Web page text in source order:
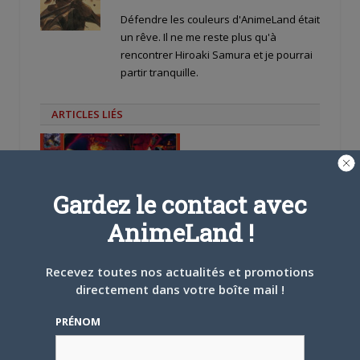
Défendre les couleurs d'AnimeLand était
un rêve. Il ne me reste plus qu'à
rencontrer Hiroaki Samura et je pourrai
partir tranquille.
ARTICLES LIÉS
L’AnimeLand Hors-Série
disponible !
Gardez le contact avec
AnimeLand !
Recevez toutes nos actualités et promotions
directement dans votre boîte mail !
PRÉNOM